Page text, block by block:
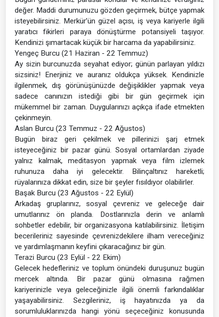
değer. Maddi durumunuzu gözden geçirmek, bütçe yapmak
isteyebilirsiniz. Merkür’ün güzel açısı, iş veya kariyerle ilgili
yaratıcı fikirleri paraya dönüştürme potansiyeli taşıyor.
Kendinizi şımartacak küçük bir harcama da yapabilirsiniz.
Yengeç Burcu (21 Haziran - 22 Temmuz)
Ay sizin burcunuzda seyahat ediyor; günün parlayan yıldızı
sizsiniz! Enerjiniz ve auranız oldukça yüksek. Kendinizle
ilgilenmek, dış görünüşünüzde değişiklikler yapmak veya
sadece canınızın istediği gibi bir gün geçirmek için
mükemmel bir zaman. Duygularınızı açıkça ifade etmekten
çekinmeyin.
Aslan Burcu (23 Temmuz - 22 Ağustos)
Bugün biraz geri çekilmek ve pillerinizi şarj etmek
isteyeceğiniz bir pazar günü. Sosyal ortamlardan ziyade
yalnız kalmak, meditasyon yapmak veya film izlemek
ruhunuza daha iyi gelecektir. Bilinçaltınız hareketli;
rüyalarınıza dikkat edin, size bir şeyler fısıldıyor olabilirler.
Başak Burcu (23 Ağustos - 22 Eylül)
Arkadaş gruplarınız, sosyal çevreniz ve geleceğe dair
umutlarınız ön planda. Dostlarınızla derin ve anlamlı
sohbetler edebilir, bir organizasyona katılabilirsiniz. İletişim
becerileriniz sayesinde çevrenizdekilere ilham vereceğiniz
ve yardımlaşmanın keyfini çıkaracağınız bir gün.
Terazi Burcu (23 Eylül - 22 Ekim)
Gelecek hedefleriniz ve toplum önündeki duruşunuz bugün
mercek altında. Bir pazar günü olmasına rağmen
kariyerinizle veya geleceğinizle ilgili önemli farkındalıklar
yaşayabilirsiniz. Sezgileriniz, iş hayatınızda ya da
sorumluluklarınızda hangi yönü seçeceğiniz konusunda